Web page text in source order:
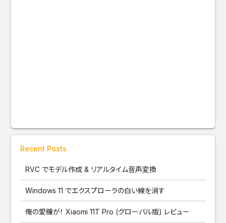
Recent Posts
RVC でモデル作成 & リアルタイム音声変換
Windows 11 でエクスプローラの白い線を消す
俺の愛機が！ Xiaomi 11T Pro (グローバル版) レビュー